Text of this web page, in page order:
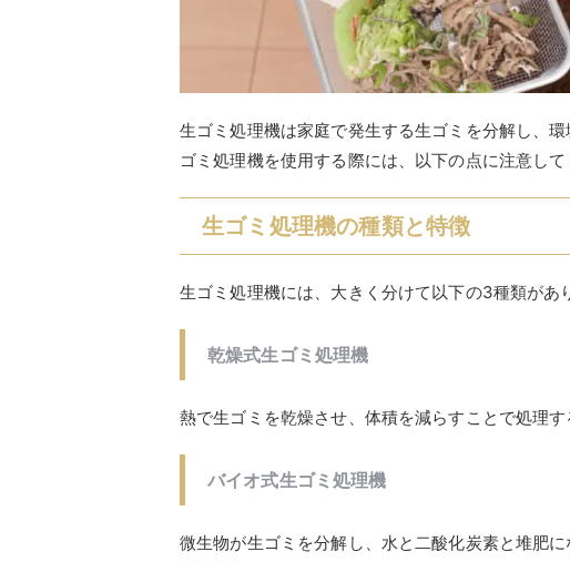
生ゴミ処理機は家庭で発生する生ゴミを分解し、
ゴミ処理機を使用する際には、以下の点に注意して
生ゴミ処理機の種類と特徴
生ゴミ処理機には、大きく分けて以下の3種類があ
乾燥式生ゴミ処理機
熱で生ゴミを乾燥させ、体積を減らすことで処理
バイオ式生ゴミ処理機
微生物が生ゴミを分解し、水と二酸化炭素と堆肥